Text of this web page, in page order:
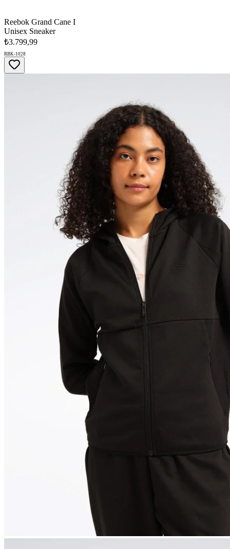
Reebok Grand Cane I
Unisex Sneaker
₺3.799,99
RBK-1028